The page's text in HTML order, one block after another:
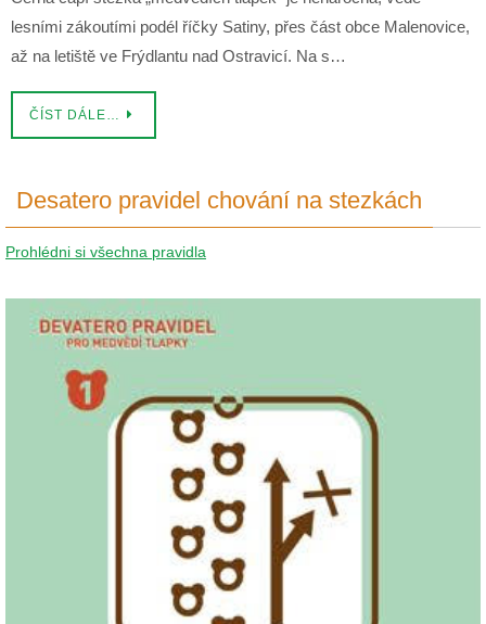
lesními zákoutími podél říčky Satiny, přes část obce Malenovice,
až na letiště ve Frýdlantu nad Ostravicí. Na s…
ČÍST DÁLE…
Desatero pravidel chování na stezkách
Prohlédni si všechna pravidla